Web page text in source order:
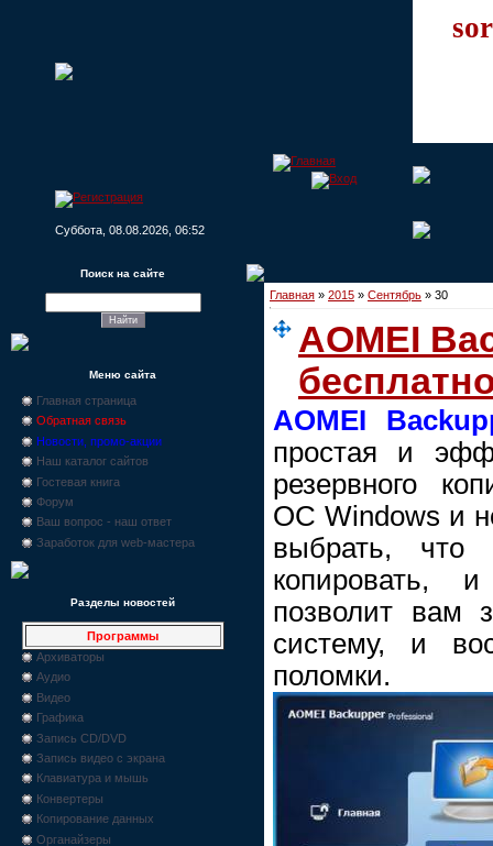
Суббота, 08.08.2026, 06:52
Поиск на сайте
Меню сайта
Главная страница
Обратная связь
Новости, промо-акции
Наш каталог сайтов
Гостевая книга
Форум
Ваш вопрос - наш ответ
Заработок для web-мастера
Разделы новостей
Программы
Архиваторы
Аудио
Видео
Графика
Запись CD/DVD
Запись видео с экрана
Клавиатура и мышь
Конвертеры
Копирование данных
Органайзеры
Главная » 2015 » Сентябрь » 30
AOMEI
AOMEI
простая и
резервного
ОС Windows и
выбрать, что
копировать,
позволит вам
систему, и
поломки.